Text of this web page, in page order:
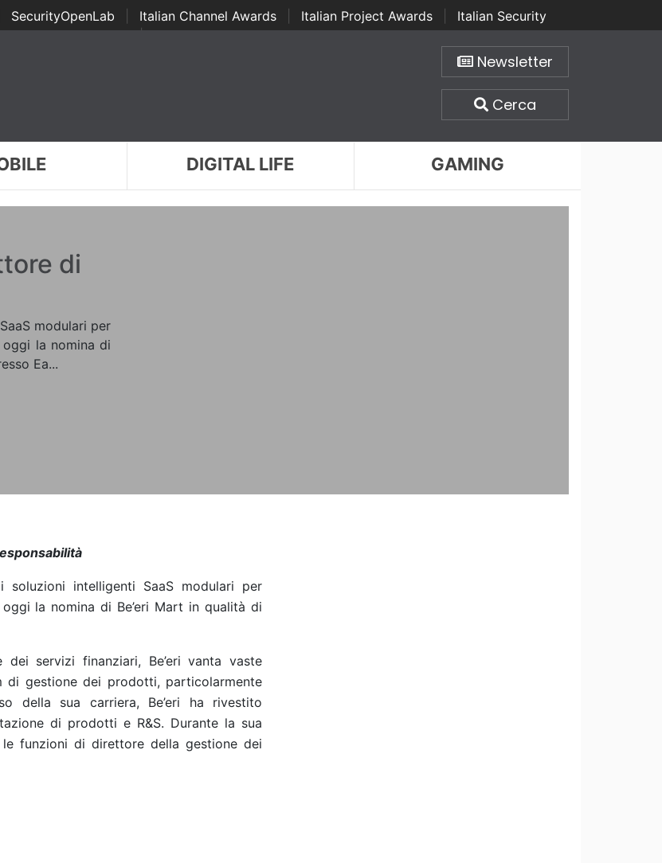
SecurityOpenLab Italian Channel Awards Italian Project Awards
Italian Security
Awards | ...
Newsletter
Cerca
DIGITAL LIFE GAMING
di
modulari per
oggi la nomina di
Ea...
intelligenti SaaS modulari per
la nomina di Be’eri Mart in qualità di
servizi finanziari, Be’eri vanta vaste
gestione dei prodotti, particolarmente
della sua carriera, Be’eri ha rivestito
di prodotti e R&S. Durante la sua
funzioni di direttore della gestione dei